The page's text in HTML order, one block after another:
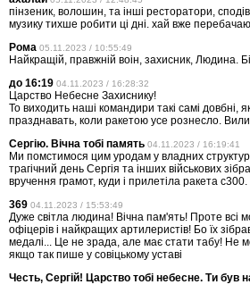
пінзеник, волошин, та інші ресторатори,
музику тихше робити ці дні. хай вже
Рома 05.11.2023 / 10:55:49
Найкращій, правжній воін, захисник, Людина.
до 16:19 04.11.2023 / 16:28:32
Царство Небесне Захиснику!
То виходить наші командири такі самі довбні,
празднавать, коли ракетою усе рознесло.
Сергію. Вічна тобі память 04.11.2023 / 16:19:41
Ми помстимося цим уродам у владних
трагічний день Сергія та інших військових
вручення грамот, куди і прилетіла ракета с300.
369 04.11.2023 / 15:53:49
Дуже світла людина! Вічна пам'ять! Проте всі
офіцерів і найкращих артилеристів! Бо їх
медалі... Це не зрада, але має стати табу! Не
якщо так пише у совіцькому уставі
Честь, Сергій! Царство тобі небесне. Ти був